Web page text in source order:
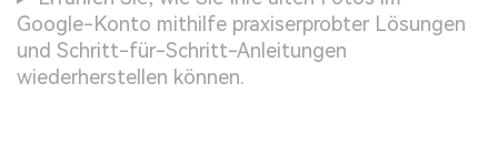
Google-Konto mithilfe praxiserprobter Lösungen
und Schritt-für-Schritt-Anleitungen
wiederherstellen können.